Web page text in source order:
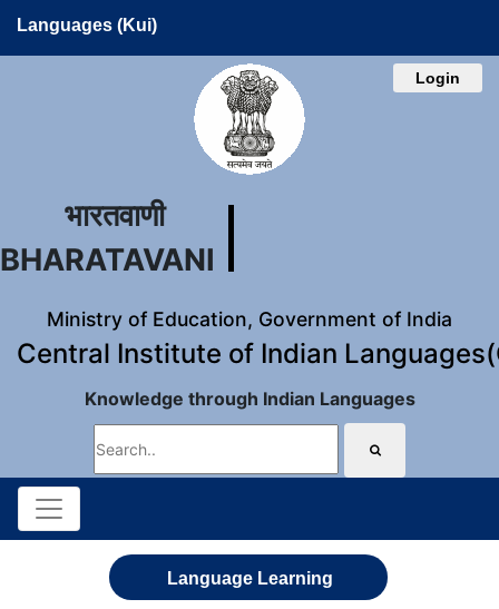
Languages (Kui)
Login
भारतवाणी
BHARATAVANI
Ministry of Education, Government of India
Central Institute of Indian
Knowledge through Indian Languages
Language Learning